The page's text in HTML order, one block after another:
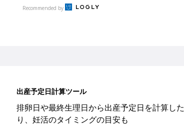
Recommended by
出産予定日計算ツール
排卵日や最終生理日から出産予定日を計算した
り、妊活のタイミングの目安も